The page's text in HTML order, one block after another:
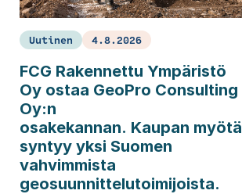
Uutinen 4.8.2026
FCG Rakennettu Ympäristö
Oy ostaa GeoPro Consulting
Oy:n
osakekannan. Kaupan myötä
syntyy yksi Suomen
vahvimmista
geosuunnittelutoimijoista.